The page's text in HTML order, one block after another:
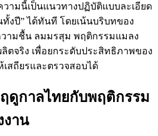
ามนี้เป็นแนวทางปฏิบัติแบบละเอียด
งปี” ได้ทันที โดยเน้นบริบทของ
ามชื้น ลมมรสุม พฤติกรรมแมลง
ตจริง เพื่อยกระดับประสิทธิภาพของ
เสถียรและตรวจสอบได้
ฤดูกาลไทยกับพฤติกรรม
งาน